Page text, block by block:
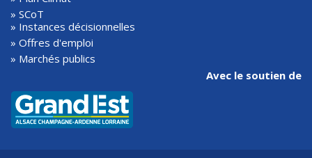
» SCoT
» Instances décisionnelles
» Offres d'emploi
» Marchés publics
Avec le soutien de